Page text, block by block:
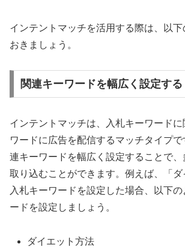
インテントマッチを活用する際は、以
おきましょう。
関連キーワードを幅広く設定する
インテントマッチは、入札キーワード
ワードに広告を配信するマッチタイプ
連キーワードを幅広く設定することで
取り込むことができます。例えば、「ダ
入札キーワードを設定した場合、以下
ードを設定しましょう。
ダイエット方法